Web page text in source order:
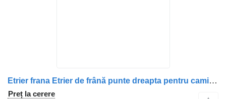
Etrier frana Etrier de frână punte dreapta pentru camion Irisbus 5001019719 / 5001019718
Preț la cerere